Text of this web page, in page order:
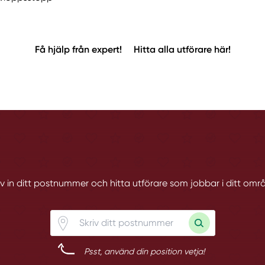
Få hjälp från expert! Hitta alla utförare här!
in ditt postnummer och hitta utförare som jobbar i ditt
Psst, använd din position vetja!